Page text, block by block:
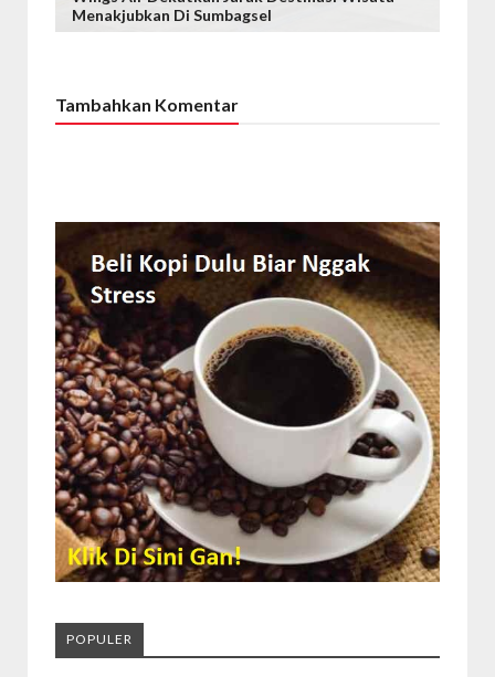
Menakjubkan Di Sumbagsel
Tambahkan Komentar
POPULER